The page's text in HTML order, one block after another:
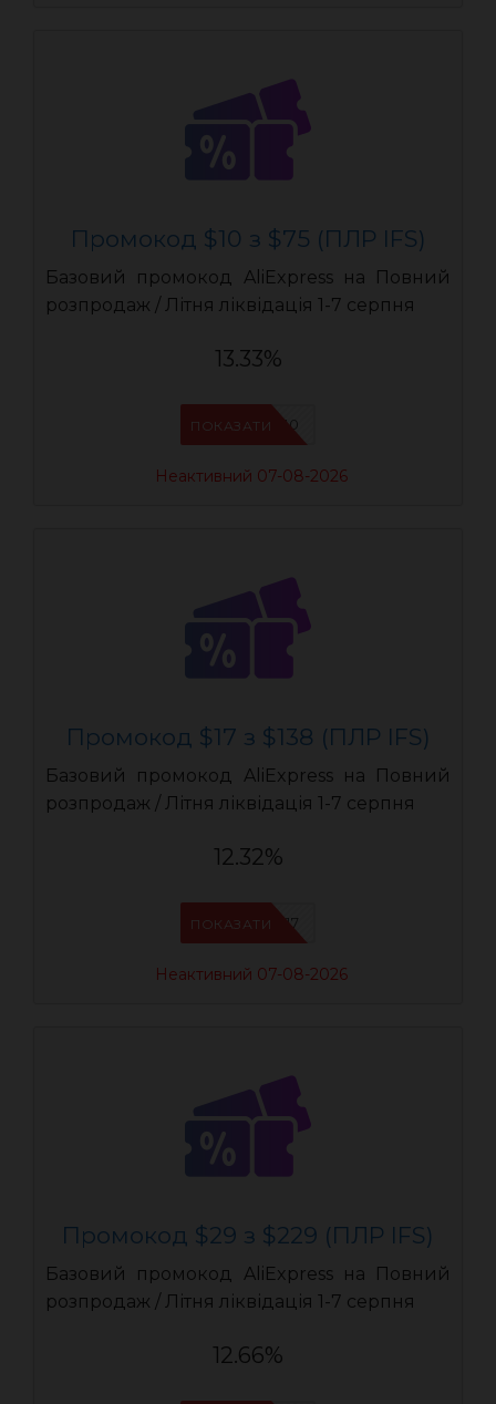
Промокод $10 з $75 (ПЛР IFS)
Базовий промокод AliExpress на Повний
розпродаж / Літня ліквідація 1-7 серпня
13.33%
IFSCDUA10
ПОКАЗАТИ
Неактивний 07-08-2026
Промокод $17 з $138 (ПЛР IFS)
Базовий промокод AliExpress на Повний
розпродаж / Літня ліквідація 1-7 серпня
12.32%
IFSCDUA17
ПОКАЗАТИ
Неактивний 07-08-2026
Промокод $29 з $229 (ПЛР IFS)
Базовий промокод AliExpress на Повний
розпродаж / Літня ліквідація 1-7 серпня
12.66%